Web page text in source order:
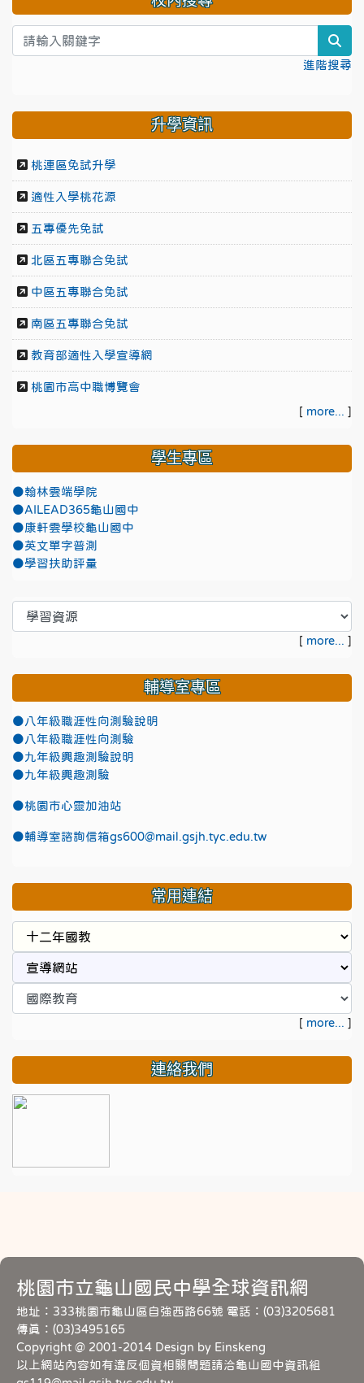
進階搜尋
升學資訊
桃連區免試升學
適性入學桃花源
五專優先免試
北區五專聯合免試
中區五專聯合免試
南區五專聯合免試
教育部適性入學宣導網
桃園市高中職博覽會
[ more... ]
學生專區
●翰林雲端學院
●AILEAD365龜山國中
●康軒雲學校龜山國中
●英文單字普測
●學習扶助評量
[ more... ]
輔導室專區
●八年級職涯性向測驗說明
●八年級職涯性向測驗
●九年級興趣測驗說明
●九年級興趣測驗
●桃園市心靈加油站
●輔導室諮詢信箱gs600@mail.gsjh.tyc.edu.tw
常用連結
[ more... ]
連絡我們
桃園市立龜山國民中學全球資訊網
地址：333桃園市龜山區自強西路66號 電話：(03)3205681
傳真：(03)3495165
Copyright @ 2001-2014 Design by Einskeng
以上網站內容如有違反個資相關問題請洽龜山國中資訊組